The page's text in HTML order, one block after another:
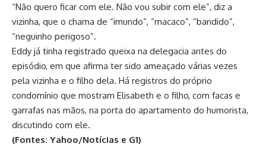
“Não quero ficar com ele. Não vou subir com ele”, diz a
vizinha, que o chama de “imundo”, “macaco”, “bandido”,
“neguinho perigoso”.
Eddy já tinha registrado queixa na delegacia antes do
episódio, em que afirma ter sido ameaçado várias vezes
pela vizinha e o filho dela. Há registros do próprio
condomínio que mostram Elisabeth e o filho, com facas e
garrafas nas mãos, na porta do apartamento do humorista,
discutindo com ele.
(Fontes: Yahoo/Notícias e G1)